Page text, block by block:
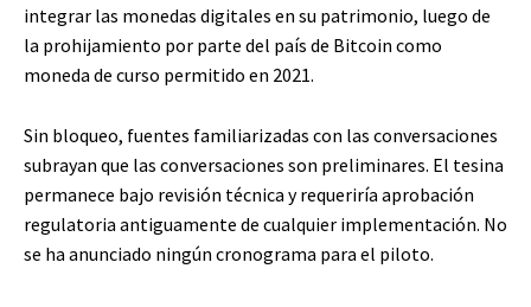
integrar las monedas digitales en su patrimonio, luego de
la prohijamiento por parte del país de Bitcoin como
moneda de curso permitido en 2021.
Sin bloqueo, fuentes familiarizadas con las conversaciones
subrayan que las conversaciones son preliminares. El tesina
permanece bajo revisión técnica y requeriría aprobación
regulatoria antiguamente de cualquier implementación. No
se ha anunciado ningún cronograma para el piloto.